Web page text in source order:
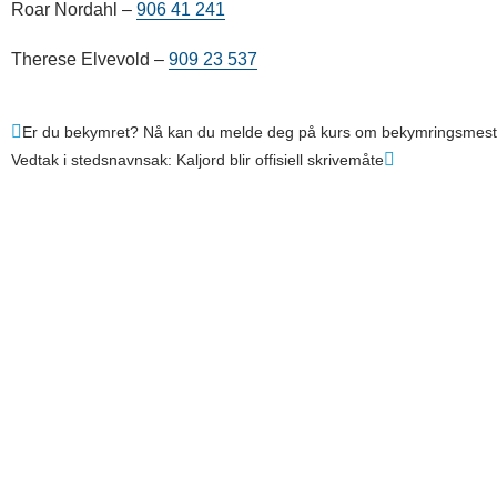
Roar Nordahl – 906 41 241
Therese Elvevold – 909 23 537
Er du bekymret? Nå kan du melde deg på kurs om
Vedtak i stedsnavnsak: Kaljord blir offisiell skrivemåte